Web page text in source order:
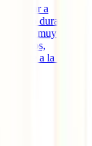
viajar a
durante
no son muy
timos,
tajante a la hora